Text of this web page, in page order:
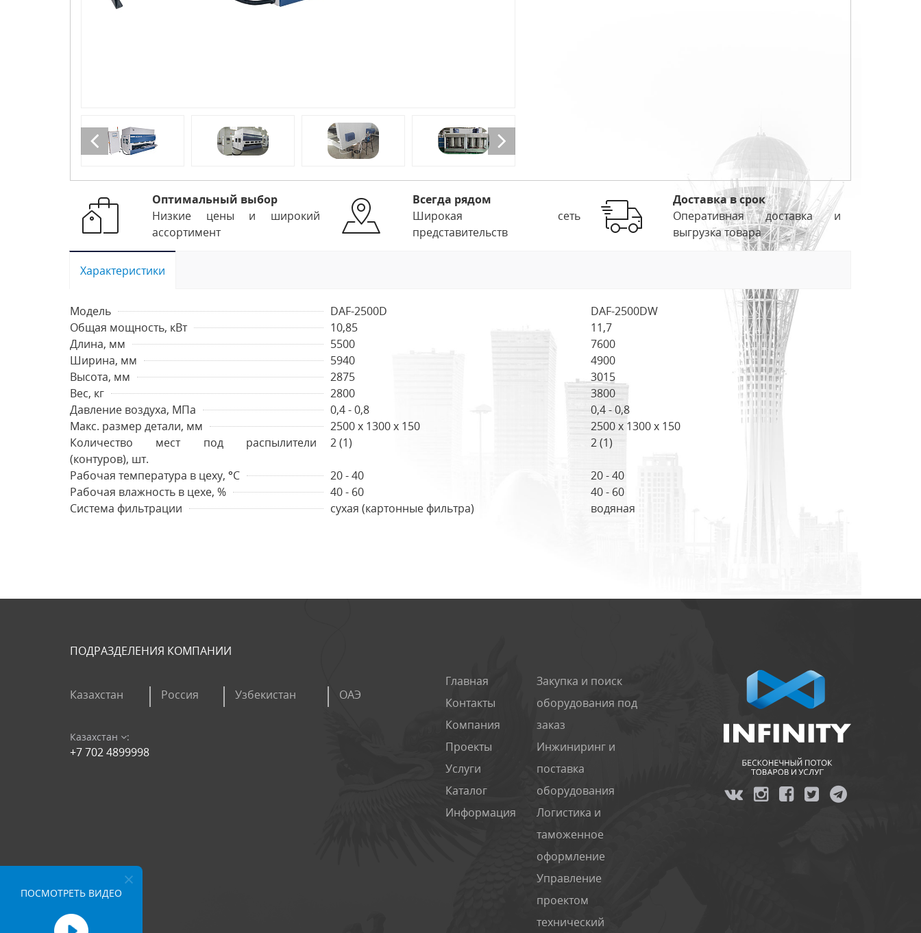
ПОСМОТРЕТЬ ВИДЕО
Оптимальный выбор
Низкие цены и широкий
ассортимент
Всегда рядом
Широкая сеть
представительств
Доставка в срок
Оперативная доставка и
выгрузка товара
Характеристики
Модель DAF-2500D
DAF-2500DW
Общая мощность, кВт
10,85
11,7
Длина, мм
5500
7600
Ширина, мм
5940
4900
Высота, мм
2875
3015
Вес, кг
2800
3800
Давление воздуха, МПa
0,4 - 0,8
0,4 - 0,8
Макс. размер детали, мм
2500 x 1300 x 150
2500 x 1300 x 150
Количество мест под распылители
(контуров), шт.
2 (1) 2 (1)
Рабочая температура в цеху, °C 20 - 40
20 - 40
Рабочая влажность в цехе, %
40 - 60
40 - 60
Система фильтрации
сухая (картонные фильтра) водяная
ПОДРАЗДЕЛЕНИЯ КОМПАНИИ
Казахстан Россия Узбекистан ОАЭ
Казахстан :
+7 702 4899998
Главная
Контакты
Компания
Проекты
Услуги
Каталог
Информация
Закупка и поиск
оборудования под
заказ
Инжиниринг и
поставка
оборудования
Логистика и
таможенное
оформление
Управление
проектом
технический